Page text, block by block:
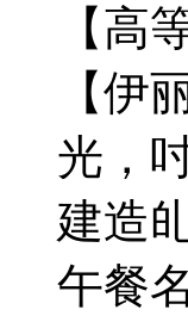
【高
【伊
光，
建造
午餐